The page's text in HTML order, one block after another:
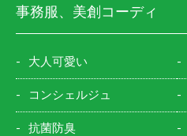
事務服、美創コーディ
大人可愛い
コンシェルジュ
抗菌防臭